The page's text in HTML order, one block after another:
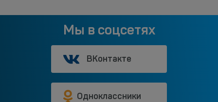
Мы в соцсетях
ВКонтакте
Одноклассники